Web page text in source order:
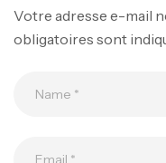
Votre adresse e-mail
obligatoires sont